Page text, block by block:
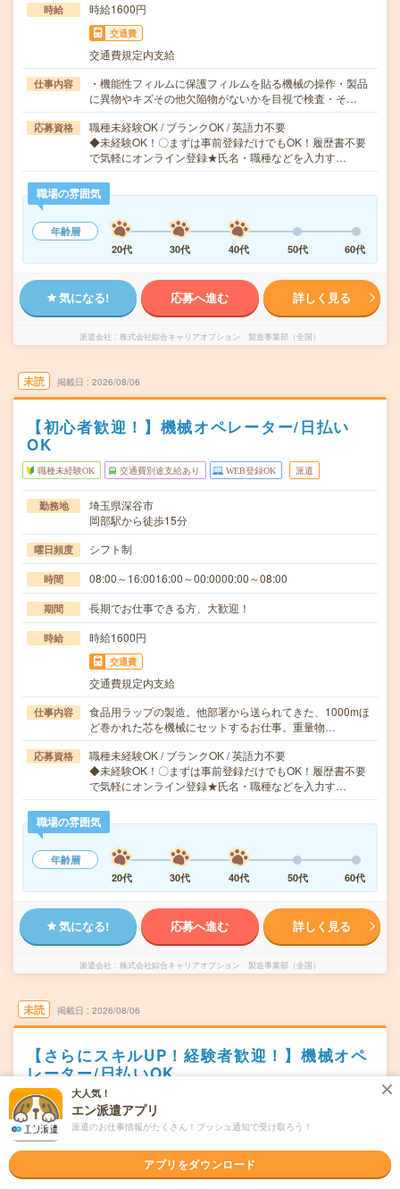
時給 時給1600円
交通費
交通費規定内支給
仕事内容
・機能性フィルムに保護フィルムを貼る機械の操作・製品
に異物やキズその他欠陥物がないかを目視で検査・そ…
応募資格
職種未経験OK / ブランクOK / 英語力不要
◆未経験OK！〇まずは事前登録だけでもOK！履歴書不要
で気軽にオンライン登録★氏名・職種などを入力す…
職場の雰囲気
年齢層
20代
30代 40代 50代 60代
気になる! 応募へ進む 詳しく見る
派遣会社 株式会社綜合キャリアオプション 製造事業部（全国）
未読 掲載日 2026/08/06
【初心者歓迎！】機械オペレーター/日払い
OK
職種未経験OK 交通費別途支給あり WEB登録OK 派遣
勤務地
埼玉県深谷市
岡部駅から徒歩15分
曜日頻度 シフト制
時間 08:00～16:0016:00～00:0000:00～08:00
期間 長期でお仕事できる方、大歓迎！
時給 時給1600円
交通費
交通費規定内支給
仕事内容
食品用ラップの製造。他部署から送られてきた、1000mほ
ど巻かれた芯を機械にセットするお仕事。重量物…
応募資格
職種未経験OK / ブランクOK / 英語力不要
◆未経験OK！〇まずは事前登録だけでもOK！履歴書不要
で気軽にオンライン登録★氏名・職種などを入力す…
職場の雰囲気
年齢層
20代
30代 40代 50代 60代
気になる! 応募へ進む 詳しく見る
派遣会社 株式会社綜合キャリアオプション 製造事業部（全国）
未読 掲載日 2026/08/06
【さらにスキルUP！経験者歓迎！】機械オペ
レーター/日払いOK
交通費別途支給あり
勤務地
埼玉県熊谷市
籠原駅から徒歩15分
曜日頻度 月～金
大人気！
エン派遣アプリ
派遣のお仕事情報がたくさん！プッシュ通知で受け取ろう！
アプリをダウンロード